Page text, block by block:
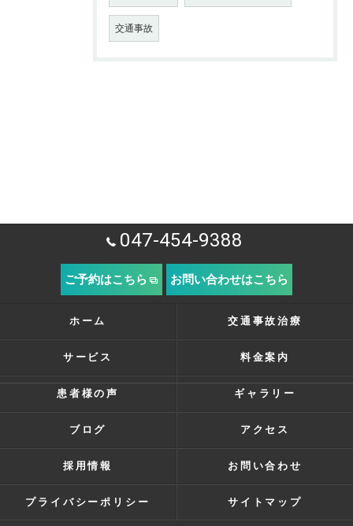
交通事故
047-454-9388
ご予約はこちら お問い合わせはこちら
ホーム 交通事故治療
サービス 料金案内
患者様の声 ギャラリー
ブログ アクセス
採用情報 お問い合わせ
プライバシーポリシー サイトマップ